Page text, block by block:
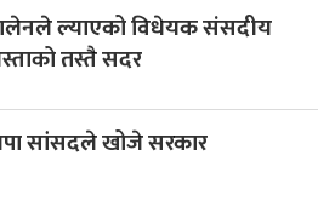
बालेनले ल्याएको विधेयक संसदीय
तस्तै सदर
सांसदले खोजे सरकार